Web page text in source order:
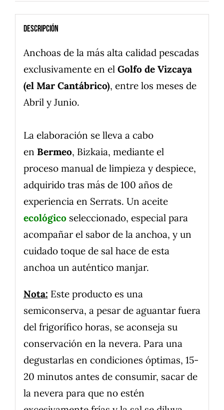
Descripción
Anchoas de la más alta calidad pescadas
exclusivamente en el Golfo de Vizcaya
(el Mar Cantábrico), entre los meses de
Abril y Junio.
La elaboración se lleva a cabo
en Bermeo, Bizkaia, mediante el
proceso manual de limpieza y despiece,
adquirido tras más de 100 años de
experiencia en Serrats. Un aceite
ecológico seleccionado, especial para
acompañar el sabor de la anchoa, y un
cuidado toque de sal hace de esta
anchoa un auténtico manjar.
Nota: Este producto es una
semiconserva, a pesar de aguantar fuera
del frigorífico horas, se aconseja su
conservación en la nevera. Para una
degustarlas en condiciones óptimas, 15-
20 minutos antes de consumir, sacar de
la nevera para que no estén